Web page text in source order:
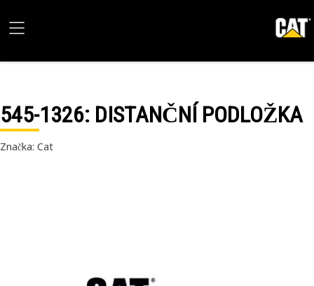
545-1326: DISTANČNÍ PODLOŽKA
Značka: Cat